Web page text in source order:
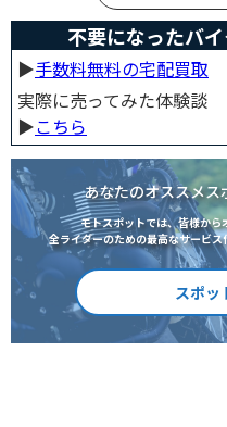
不要になったバ
▶︎手数料無料の宅配買取
実際に売ってみた体験談
▶︎こちら
あなたのオススメ
モトスポットでは、皆様か
全ライダーのための最高なサービス
スポッ